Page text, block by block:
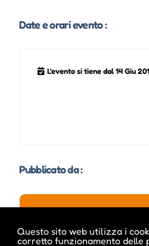
Questo sito web utilizza i
corretto funzionamento delle
Date e orari evento :
L'evento si tiene dal 14 Giu
Pubblicato da :
ale